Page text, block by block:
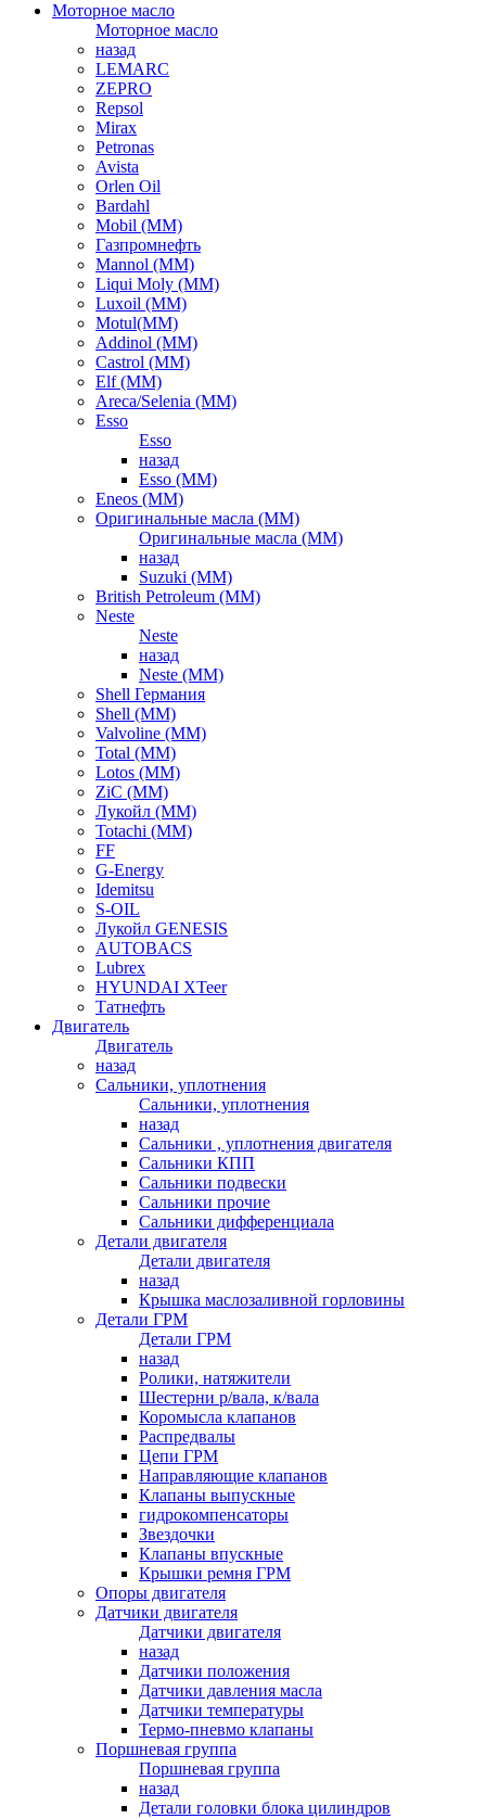
Моторное масло
Моторное масло
назад
LEMARC
ZEPRO
Repsol
Mirax
Petronas
Avista
Orlen Oil
Bardahl
Mobil (ММ)
Газпромнефть
Mannol (ММ)
Liqui Moly (ММ)
Luxoil (ММ)
Motul(ММ)
Addinol (ММ)
Castrol (ММ)
Elf (ММ)
Areca/Selenia (ММ)
Esso
Esso
назад
Esso (ММ)
Eneos (ММ)
Оригинальные масла (ММ)
Оригинальные масла (ММ)
назад
Suzuki (ММ)
British Petroleum (ММ)
Neste
Neste
назад
Neste (ММ)
Shell Германия
Shell (ММ)
Valvoline (ММ)
Total (ММ)
Lotos (ММ)
ZiC (ММ)
Лукойл (ММ)
Totachi (MM)
FF
G-Energy
Idemitsu
S-OIL
Лукойл GENESIS
AUTOBACS
Lubrex
HYUNDAI XTeer
Татнефть
Двигатель
Двигатель
назад
Сальники, уплотнения
Сальники, уплотнения
назад
Сальники , уплотнения двигателя
Сальники КПП
Сальники подвески
Сальники прочие
Сальники дифференциала
Детали двигателя
Детали двигателя
назад
Крышка маслозаливной горловины
Детали ГРМ
Детали ГРМ
назад
Ролики, натяжители
Шестерни р/вала, к/вала
Коромысла клапанов
Распредвалы
Цепи ГРМ
Направляющие клапанов
Клапаны выпускные
гидрокомпенсаторы
Звездочки
Клапаны впускные
Крышки ремня ГРМ
Опоры двигателя
Датчики двигателя
Датчики двигателя
назад
Датчики положения
Датчики давления масла
Датчики температуры
Термо-пневмо клапаны
Поршневая группа
Поршневая группа
назад
Детали головки блока цилиндров